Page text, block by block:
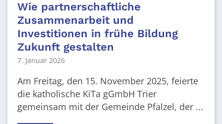
Wie partnerschaftliche
Zusammenarbeit und
Investitionen in frühe Bildung
Zukunft gestalten
7. Januar 2026
Am Freitag, den 15. November 2025, feierte
die katholische KiTa gGmbH Trier
gemeinsam mit der Gemeinde Pfalzel, der ...